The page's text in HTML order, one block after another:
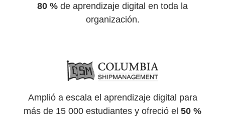
80 % de aprendizaje digital en toda la
organización.
Amplió a escala el aprendizaje digital para
más de 15 000 estudiantes y ofreció el 50 %